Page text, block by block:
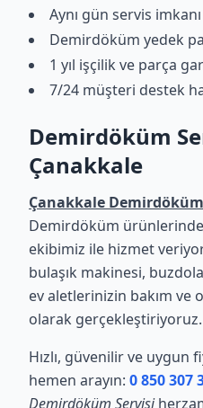
Aynı gün servis imkanı
Demirdöküm yedek
1 yıl işçilik ve parça
7/24 müşteri destek
Demirdöküm
Çanakkale
Çanakkale
Demirdöküm
ekibimiz ile hizmet
bulaşık makinesi,
ev aletlerinizin bakım ve
olarak gerçekleştiriyoruz.
Hızlı, güvenilir ve uygun
hemen arayın: 0 850 307
Demirdöküm Servisi